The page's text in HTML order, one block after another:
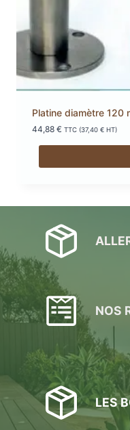
Platine diamètre 120
44,88 € TTC (37,40 € HT)
NOS
LES